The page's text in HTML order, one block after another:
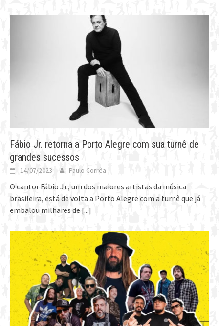
Fábio Jr. retorna a Porto Alegre com sua turnê de
grandes sucessos
14/07/2023 Paulo Corrêa
O cantor Fábio Jr., um dos maiores artistas da música
brasileira, está de volta a Porto Alegre com a turnê que já
embalou milhares de [...]